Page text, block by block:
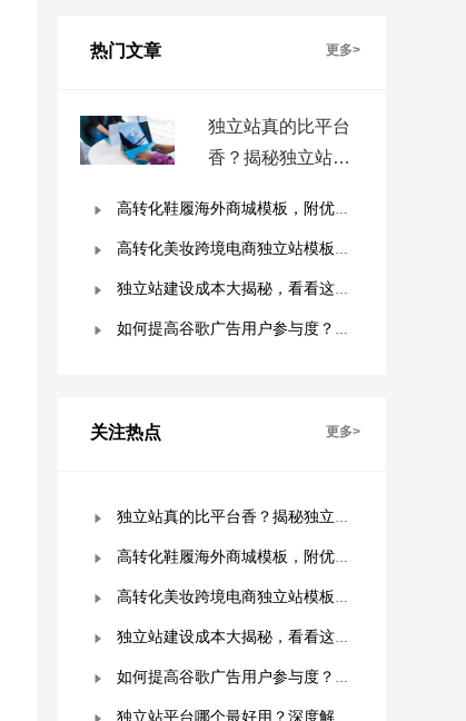
热门文章 更多>
独立站真的比平台
香？揭秘独立站被
关注热点 更多>